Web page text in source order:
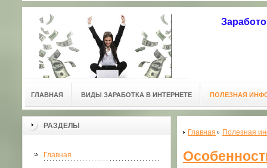
ГЛАВНАЯ ВИДЫ ЗАРАБОТКА В ИНТЕРНЕТЕ ПОЛЕЗНАЯ
РАЗДЕЛЫ
Главная
Главная Полезная